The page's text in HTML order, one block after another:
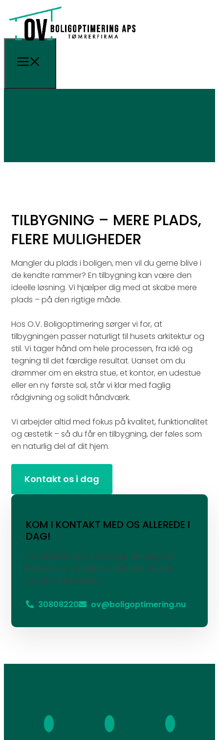
TILBYGNING – MERE PLADS,
FLERE MULIGHEDER
Mangler du plads i boligen, men vil du gerne blive i
de kendte rammer? En tilbygning kan være den
ideelle løsning. Vi hjælper dig med at skabe mere
plads – på den rigtige måde.
Hos O.V. Boligoptimering sørger vi for, at
tilbygningen passer naturligt til husets arkitektur og
stil. Vi tager hånd om hele processen, fra idé og
tegning til det færdige resultat. Uanset om du
drømmer om en ekstra stue, et kontor, en udestue
eller en ny første sal, står vi klar med faglig
rådgivning og solidt håndværk.
Vi arbejder altid med fokus på kvalitet, funktionalitet
og æstetik – så du får en tilbygning, der føles som
en naturlig del af dit hjem.
Kontakt os i dag
KOM I KONTAKT MED OS ALLEREDE I
DAG!
Vi sidder klar til at varetage din opgave.
Kontakt os via telefon, mail eller ved at
udfylde formularen.
30808220 ov@boligoptimering.nu